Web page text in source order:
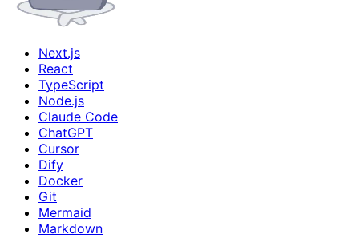
Next.js
React
TypeScript
Node.js
Claude Code
ChatGPT
Cursor
Dify
Docker
Git
Mermaid
Markdown